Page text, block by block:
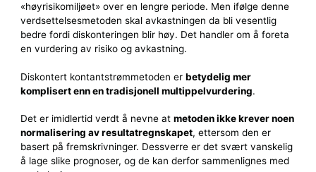
«høyrisikomiljøet» over en lengre periode. Men ifølge denne
verdsettelsesmetoden skal avkastningen da bli vesentlig
bedre fordi diskonteringen blir høy. Det handler om å foreta
en vurdering av risiko og avkastning.
Diskontert kontantstrømmetoden er betydelig mer
komplisert enn en tradisjonell multippelvurdering.
Det er imidlertid verdt å nevne at metoden ikke krever noen
normalisering av resultatregnskapet, ettersom den er
basert på fremskrivninger. Dessverre er det svært vanskelig
å lage slike prognoser, og de kan derfor sammenlignes med